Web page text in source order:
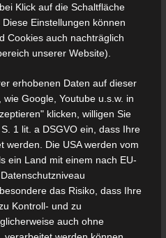
auf einer ca. 20 km
Wetter mit
Klick auf die Schaltfläche
Einstellungen können
Cookies auch nachträglich
unserer Website).
erhobenen Daten auf dieser
Google, Youtube u.s.w. in
klicken, willigen Sie
1 lit. a DSGVO ein, dass Ihre
werden. Die USA werden vom
ein Land mit einem nach EU-
das Risiko, dass Ihre
Kontroll- und zu
auch ohne